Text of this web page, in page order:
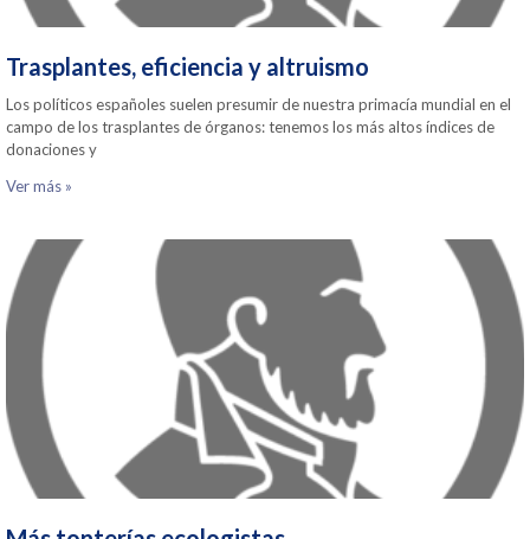
Trasplantes, eficiencia y altruismo
Los políticos españoles suelen presumir de nuestra primacía mundial en el
campo de los trasplantes de órganos: tenemos los más altos índices de
donaciones y
Ver más »